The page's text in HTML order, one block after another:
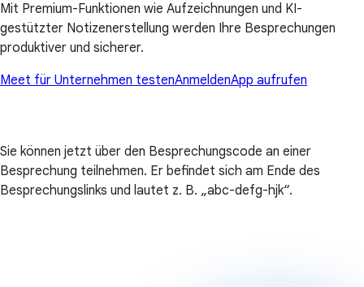
Mit Premium-Funktionen wie Aufzeichnungen und KI-
gestützter Notizenerstellung werden Ihre Besprechungen
produktiver und sicherer.
Meet für Unternehmen testenAnmeldenApp aufrufen
Sie können jetzt über den Besprechungscode an einer
Besprechung teilnehmen. Er befindet sich am Ende des
Besprechungslinks und lautet z. B. „abc-defg-hjk“.